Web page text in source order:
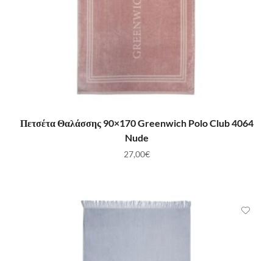
ΠΡΟΣΘΉΚΗ ΣΤΟ ΚΑΛΆΘΙ
Πετσέτα Θαλάσσης 90×170 Greenwich Polo Club 4064
Nude
27,00€